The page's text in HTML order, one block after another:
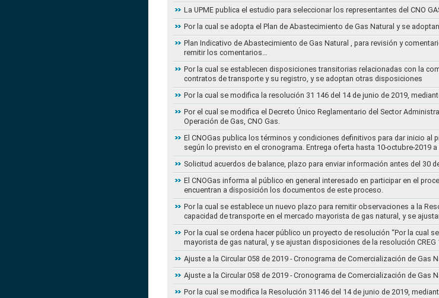
La UPME publica el estudio para seleccionar los representantes del CNO
Por la cual se adopta el Plan de Abastecimiento de Gas Natural y se
Plan Indicativo de Abastecimiento de Gas Natural , para revisión y
remitir los comentarios…
Por la cual se establecen disposiciones transitorias relacionadas con la
contratos de transporte y su registro, y se adoptan otras disposiciones
Por la cual se modifica la resolución 31 146 del 14 de junio de 2019,
Por el cual se modifica el Decreto Único Reglamentario del Sector
Operación de Gas, CNO Gas.
El CNOGas publica los términos y condiciones definitivos para dar inicio
según lo previsto en el cronograma. Entrega oferta hasta 10-octubre-2019 a
Solicitud acuerdos de balance, plazo para enviar información antes del 30
El CNOGas informa al público en general interesado en participar en el
encuentran a disposición los documentos de este proceso.
Por la cual se establece un nuevo plazo para remitir observaciones a la
capacidad de transporte en el mercado mayorista de gas natural, y se
Por la cual se ordena hacer público un proyecto de resolución “Por la
mayorista de gas natural, y se ajustan disposiciones de la resolución CREG
Ajuste a la Circular 058 de 2019 - Cronograma de Comercialización de Gas
Ajuste a la Circular 058 de 2019 - Cronograma de Comercialización de Gas
Por la cual se modifica la Resolución 31146 del 14 de junio de 2019,